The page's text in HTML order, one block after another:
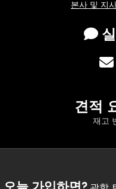
본사 및 지
견적
재고
오늘 가입하면?